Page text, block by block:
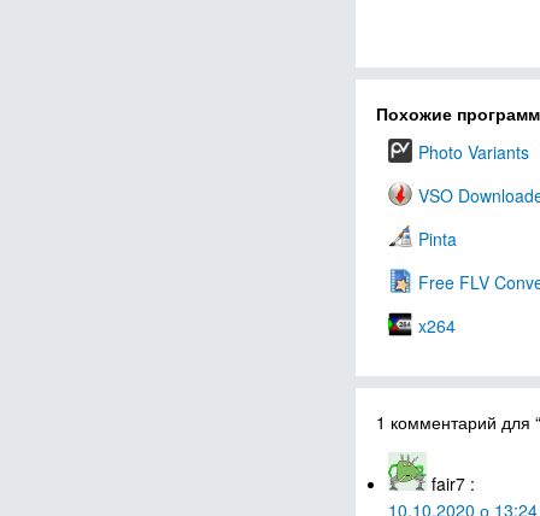
Похожие
Photo Variants
VSO
Pinta
Free FLV
x264
1 комментарий для
fair7 :
10.10.2020 о 13:24